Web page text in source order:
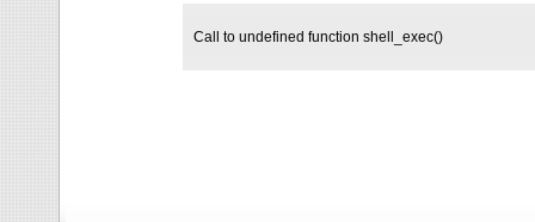
Call to undefined function shell_exec()